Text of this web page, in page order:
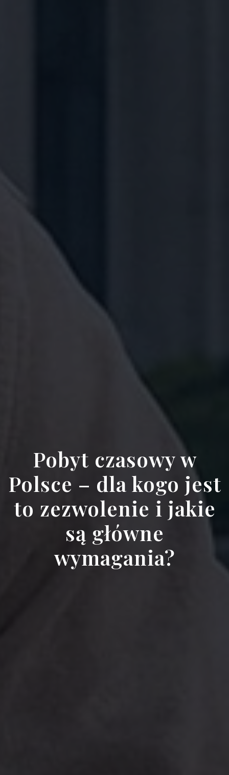
Pobyt czasowy w
Polsce – dla kogo jest
to zezwolenie i jakie
są główne
wymagania?